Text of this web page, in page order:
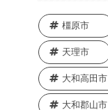
橿原市
天理市
大和高田市
大和郡山市